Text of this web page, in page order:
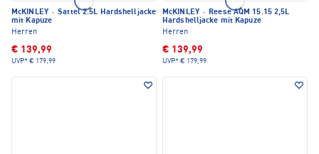
McKINLEY · Sattel 2.5L Hardshelljacke
mit Kapuze
Herren
€ 139,99
UVP* € 179,99
McKINLEY · Reese AQM 15.15 2,5L
Hardshelljacke mit Kapuze
Herren
€ 139,99
UVP* € 179,99